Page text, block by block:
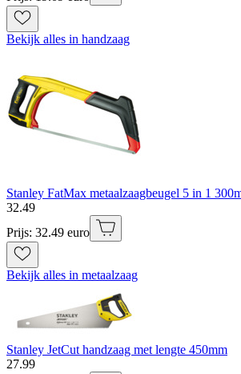
Bekijk alles in handzaag
Stanley FatMax metaalzaagbeugel 5 in 1
32.49
Prijs: 32.49 euro
Bekijk alles in metaalzaag
Stanley JetCut handzaag met lengte 450mm
27.99